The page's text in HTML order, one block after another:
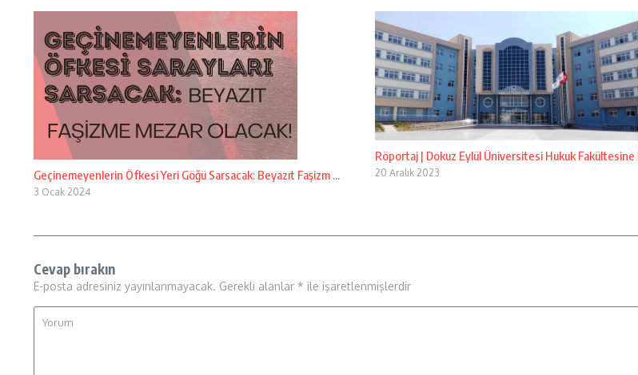
Geçinemeyenlerin Öfkesi Yeri Göğü Sarsacak: Beyazıt Faşizm ...
3 Ocak 2024
Röportaj | Dokuz Eylül Üniversitesi Hukuk Fakültesine
20 Aralık 2023
Cevap bırakın
E-posta adresiniz yayınlanmayacak. Gerekli alanlar * ile işaretlenmişlerdir